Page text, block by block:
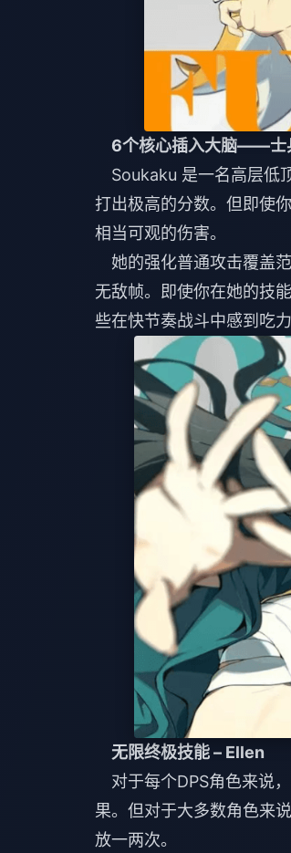
6个核心插入大脑——士
Soukaku 是一名高层
打出极高的分数。但即使
相当可观的伤害。
她的强化普通攻击覆盖
无敌帧。即使你在她的技
些在快节奏战斗中感到吃
无限终极技能 – Ellen
对于每个DPS角色来说
果。但对于大多数角色来
放一两次。